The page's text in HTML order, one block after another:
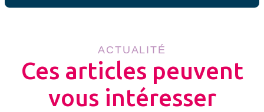
ACTUALITÉ
Ces articles peuvent
vous intéresser